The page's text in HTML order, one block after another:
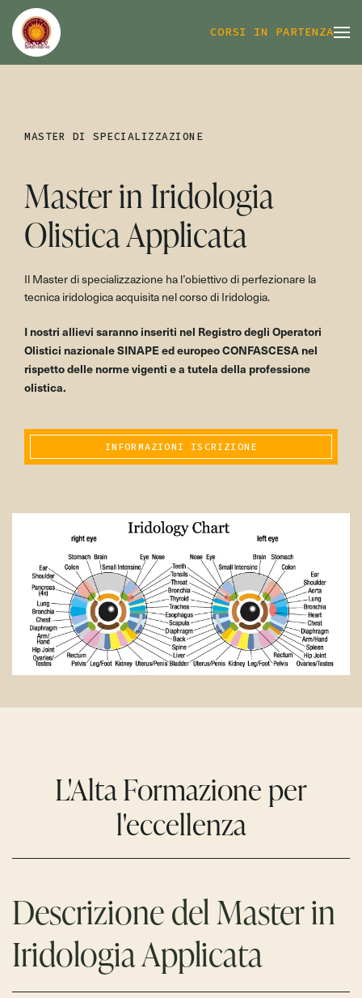
CORSI IN PARTENZA
MASTER DI SPECIALIZZAZIONE
Master in Iridologia
Olistica Applicata
Il Master di specializzazione ha l’obiettivo di perfezionare la
tecnica iridologica acquisita nel corso di Iridologia.
I nostri allievi saranno inseriti nel Registro degli Operatori
Olistici nazionale SINAPE ed europeo CONFASCESA nel
rispetto delle norme vigenti e a tutela della professione
olistica.
INFORMAZIONI ISCRIZIONE
L'Alta Formazione per
l'eccellenza
Descrizione del Master in
Iridologia Applicata